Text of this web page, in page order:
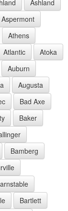
Ashland
Aspermont
Athens
Atlantic
Atoka
Auburn
Augusta
Bad Axe
Baker
Bamberg
Bartlett